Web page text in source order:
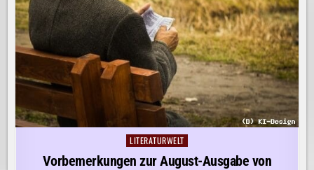
Posted
LITERATURWELT
Vorbemerkungen zur August-Ausgabe von